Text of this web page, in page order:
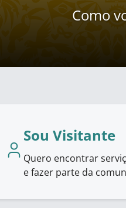
Como
Sou Visitante
Quero encontrar
e fazer parte da